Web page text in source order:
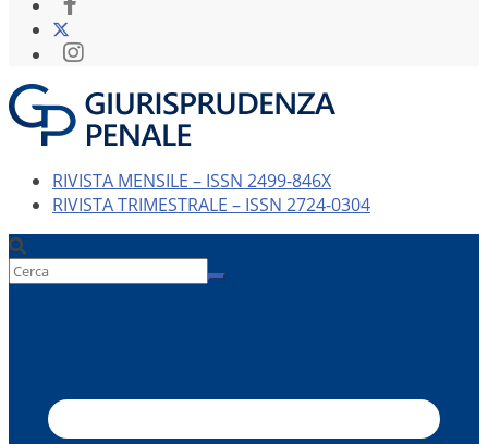
RIVISTA MENSILE – ISSN 2499-846X
RIVISTA TRIMESTRALE – ISSN 2724-0304